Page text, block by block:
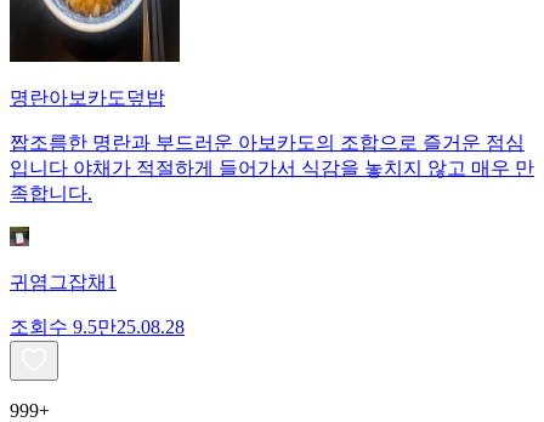
명란아보카도덮밥
짭조름한 명란과 부드러운 아보카도의 조합으로 즐거운 점심
입니다 야채가 적절하게 들어가서 식감을 놓치지 않고 매우 만
족합니다.
귀염그잡채1
조회수 9.5만25.08.28
999+